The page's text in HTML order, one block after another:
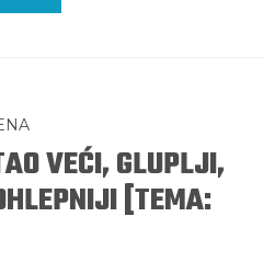
VEĆI, GLUPLJI,
[TEMA: